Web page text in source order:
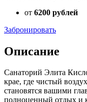
от 6200 рублей
Забронировать
Описание
Санаторий Элита
крае, где чистый
становятся вашими
полноценный отдых и